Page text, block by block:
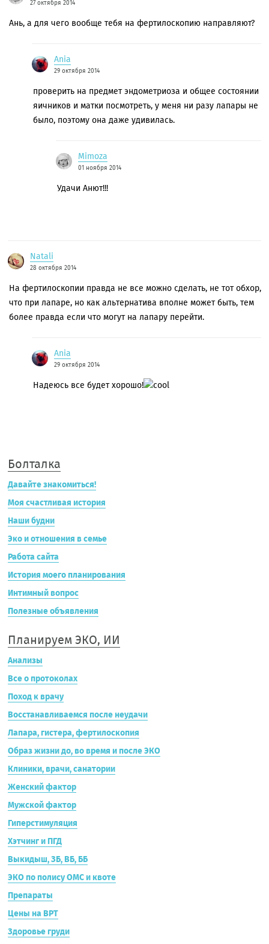
27 октября 2014
Ань, а для чего вообще тебя на фертилоскопию направляют?
Ania
29 октября 2014
проверить на предмет эндометриоза и общее состоянии
яичников и матки посмотреть, у меня ни разу лапары не
было, поэтому она даже удивилась.
Mimoza
01 ноября 2014
Удачи Анют!!!
Natali
28 октября 2014
На фертилоскопии правда не все можно сделать, не тот обхор,
что при лапаре, но как альтернатива вполне может быть, тем
более правда если что могут на лапару перейти.
Ania
29 октября 2014
Надеюсь все будет хорошо!
Болталка
Давайте знакомиться!
Моя счастливая история
Наши будни
Эко и отношения в семье
Работа сайта
История моего планирования
Интимный вопрос
Полезные объявления
Планируем ЭКО, ИИ
Анализы
Все о протоколах
Поход к врачу
Восстанавливаемся после неудачи
Лапара, гистера, фертилоскопия
Образ жизни до, во время и после ЭКО
Клиники, врачи, санатории
Женский фактор
Мужской фактор
Гиперстимуляция
Хэтчинг и ПГД
Выкидыш, ЗБ, ВБ, ББ
ЭКО по полису ОМС и квоте
Препараты
Цены на ВРТ
Здоровье груди